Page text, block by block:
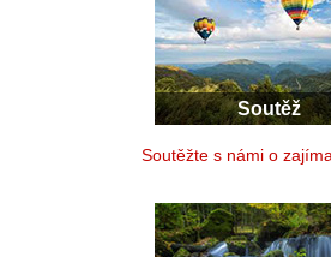
Soutěž
Soutěžte s námi o